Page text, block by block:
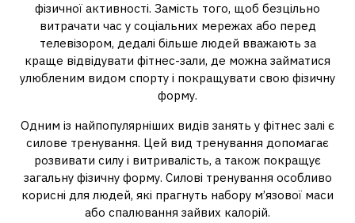
фізичної активності. Замість того, щоб безцільно
витрачати час у соціальних мережах або перед
телевізором, дедалі більше людей вважають за
краще відвідувати фітнес-зали, де можна займатися
улюбленим видом спорту і покращувати свою фізичну
форму.
Одним із найпопулярніших видів занять у фітнес залі є
силове тренування. Цей вид тренування допомагає
розвивати силу і витривалість, а також покращує
загальну фізичну форму. Силові тренування особливо
корисні для людей, які прагнуть набору м’язової маси
або спалювання зайвих калорій.